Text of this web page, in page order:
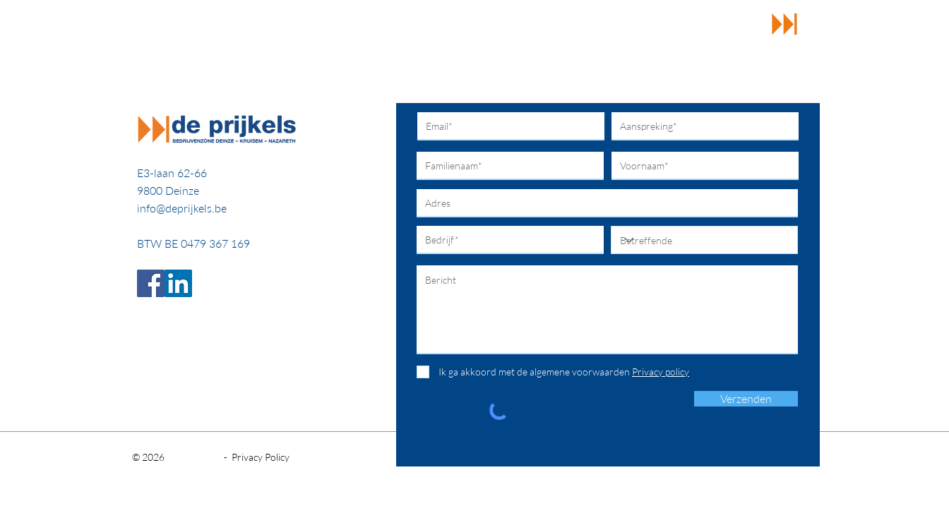
E3-laan 62-66
9800 Deinze
info@deprijkels.be
BTW BE 0479 367 169
© 2026 - Privacy Policy
Ik ga akkoord met de algemene voorwaarden Privacy policy
Verzenden